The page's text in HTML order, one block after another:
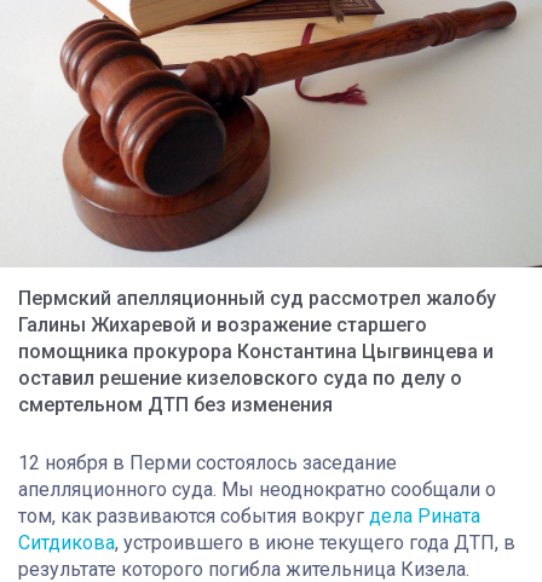
Пермский апелляционный суд рассмотрел жалобу
Галины Жихаревой и возражение старшего
помощника прокурора Константина Цыгвинцева и
оставил решение кизеловского суда по делу о
смертельном ДТП без изменения
12 ноября в Перми состоялось заседание
апелляционного суда. Мы неоднократно сообщали о
том, как развиваются события вокруг дела Рината
Ситдикова, устроившего в июне текущего года ДТП, в
результате которого погибла жительница Кизела.